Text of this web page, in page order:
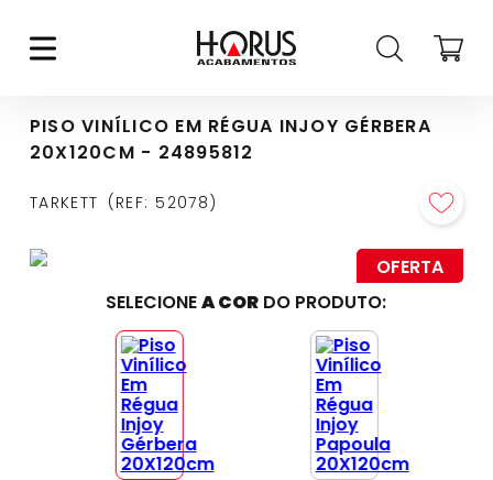
PISO VINÍLICO EM RÉGUA INJOY GÉRBERA
20X120CM - 24895812
TARKETT REF: 52078
OFERTA
SELECIONEA COR DO PRODUTO: